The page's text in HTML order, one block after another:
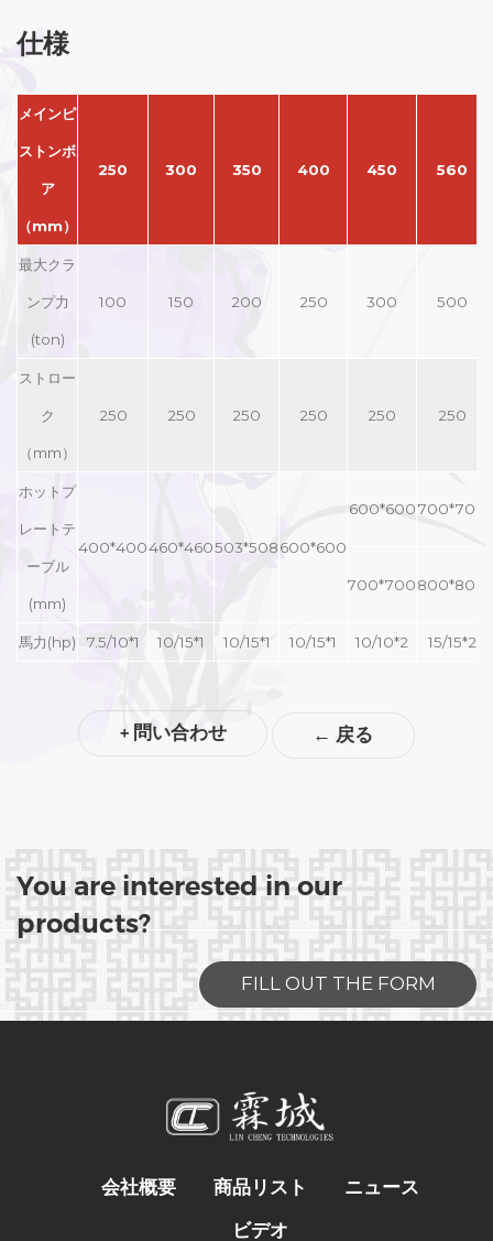
仕様
メインピ
ストンボ
ア
（mm）
250 300 350 400 450 560
最大クラ
ンプ力
(ton)
100 150 200 250 300 500
ストロー
ク
（mm）
250 250 250 250 250 250
ホットプ
レートテ
ーブル
(mm)
400*400460*460503*508600*600
600*600700*700
700*700800*800
馬力(hp) 7.5/10*1 10/15*1 10/15*1 10/15*1 10/10*2 15/15*2
+ 問い合わせ ← 戻る
You are interested in our
products?
FILL OUT THE FORM
会社概要 商品リスト
ニュース
ビデオ